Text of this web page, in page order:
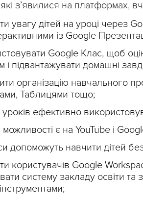
з’явилися на платформах,
увагу дітей на уроці через
із Google
Google Клас, щоб
і підвантажувати домашні
організацію навчального
Таблицями тощо;
уроків ефективно
можливості є на YouTube і
допоможуть навчити дітей
користувачів Google
систему закладу освіти та